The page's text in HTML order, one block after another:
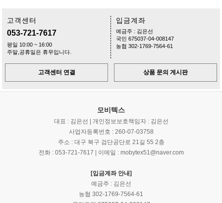
고객센터
053-721-7617
평일 10:00 ~ 16:00
주말,공휴일은 휴무입니다.
입금계좌
예금주 : 김은선
국민 675037-04-008147
농협 302-1769-7564-61
고객센터 연결 상품 문의 게시판
모비텍스
대표 : 김은선 | 개인정보보호책임자 : 김은선
사업자등록번호 : 260-07-03758
주소 : 대구 북구 검단공단로 21길 55 2층
전화 : 053-721-7617 | 이메일 : mobytex51@naver.com
[입금계좌 안내]
예금주 : 김은선
농협 302-1769-7564-61